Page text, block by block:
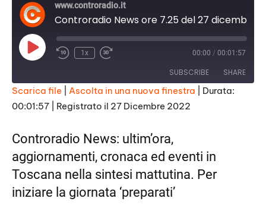
www.controradio.it
P
l
E
p
i
e
1x 00:00 / 00:01:57
SUBSCRIBE SHARE
SHARE
LINK
EMBED
Scarica file Ascolta in una nuova finestra
Durata:
00:01:57
Registrato il 27 Dicembre 2022
Controradio News: ultim’ora,
aggiornamenti, cronaca ed eventi in
Toscana nella sintesi mattutina. Per
iniziare la giornata ‘preparati’